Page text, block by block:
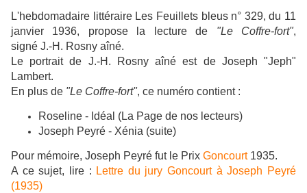
L'hebdomadaire littéraire Les Feuillets bleus n° 329, du 11
janvier 1936, propose la lecture de "Le Coffre-fort",
signé J.-H. Rosny aîné.
Le portrait de J.-H. Rosny aîné est de Joseph "Jeph"
Lambert.
En plus de "Le Coffre-fort", ce numéro contient :
Roseline - Idéal (La Page de nos lecteurs)
Joseph Peyré - Xénia (suite)
Pour mémoire, Joseph Peyré fut le Prix Goncourt1935.
A ce sujet, lire : Lettre du jury Goncourt à Joseph Peyré
(1935)